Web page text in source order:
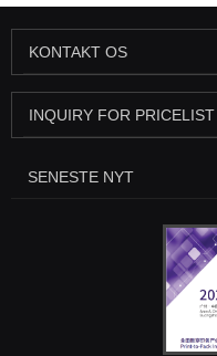
KONTAKT OS
INQUIRY FOR PRICELIST
SENESTE NYT